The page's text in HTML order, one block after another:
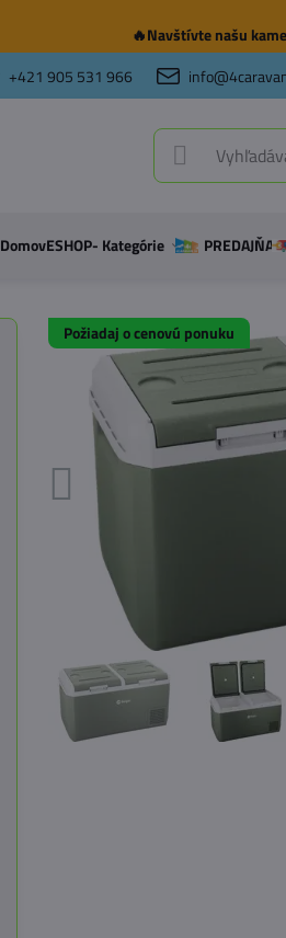
🔥Navštívte našu
+421 905 531 966
DomovESHOP- Kategórie PREDAJŇA
Požiadaj o cenovú ponuku